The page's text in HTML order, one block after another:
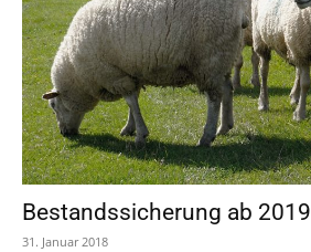
Bestandssicherung ab 2019
31. Januar 2018